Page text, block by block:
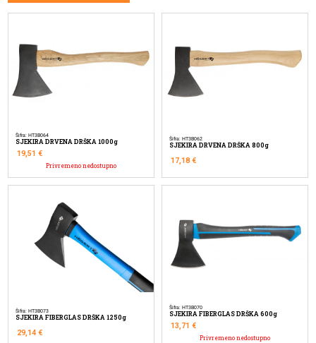
Šifra: HT3B064
SJEKIRA DRVENA DRŠKA 1000g
19,51 €
Privremeno nedostupno
Šifra: HT3B062
SJEKIRA DRVENA DRŠKA 800g
17,18 €
Šifra: HT3B073
SJEKIRA FIBERGLAS DRŠKA 1250g
29,14 €
Šifra: HT3B070
SJEKIRA FIBERGLAS DRŠKA 600g
13,71 €
Privremeno nedostupno